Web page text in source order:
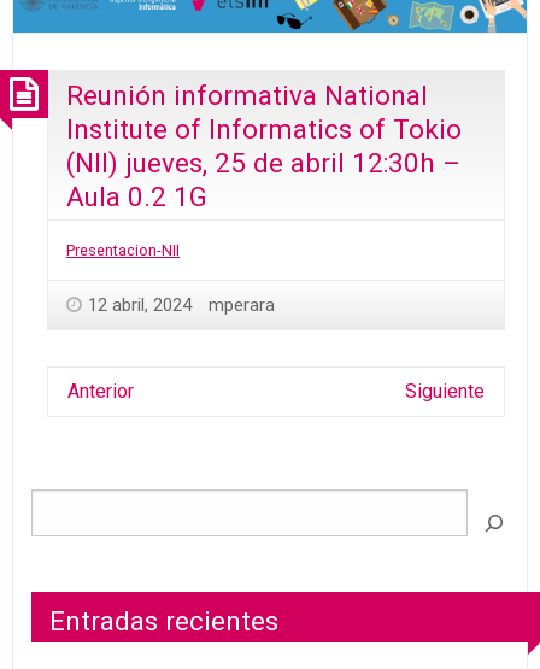
Reunión informativa National
Institute of Informatics of Tokio
(NII) jueves, 25 de abril 12:30h –
Aula 0.2 1G
Presentacion-NII
12 abril, 2024 mperara
Anterior Siguiente
Entradas recientes